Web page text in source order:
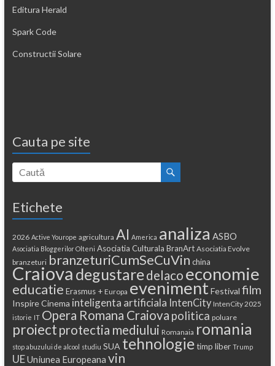
Editura Herald
Spark Code
Constructii Solare
Cauta pe site
Etichete
2026 Active Yourope agricultura AI America analiza ASBO
Asociatia Bloggerilor Olteni Asociatia Culturala BranArt Asociatia Evolve
branzeturi branzeturiCumSeCuVin china
Craiova degustaredelaco economie
educatie Erasmus + Europa eveniment Festival film
Inspire Cinema inteligenta artificiala IntenCity IntenCity 2025
istorie IT Opera Romana Craiova politica poluare
proiect protectia mediului Romanaia romania
stop abuzului de alcool studiu SUA tehnologie timp liber Trump
UEUniunea Europeana vin